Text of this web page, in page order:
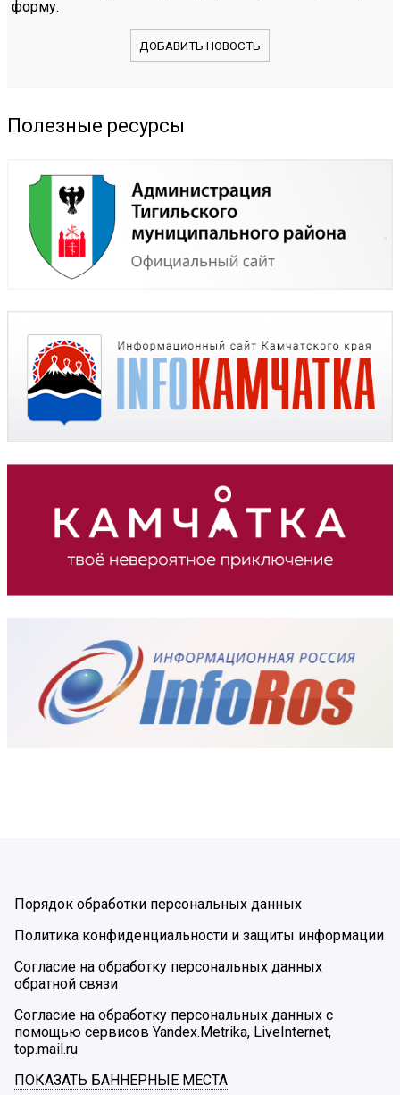
форму.
ДОБАВИТЬ НОВОСТЬ
Полезные ресурсы
Порядок обработки персональных данных
Политика конфиденциальности и защиты информации
Согласие на обработку персональных данных
обратной связи
Согласие на обработку персональных данных с
помощью сервисов Yandex.Metrika, LiveInternet,
top.mail.ru
ПОКАЗАТЬ БАННЕРНЫЕ МЕСТА